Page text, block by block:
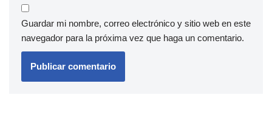
Guardar mi nombre, correo electrónico y sitio web en este
navegador para la próxima vez que haga un comentario.